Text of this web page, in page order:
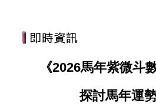
《2026馬年紫微斗
探討馬年運